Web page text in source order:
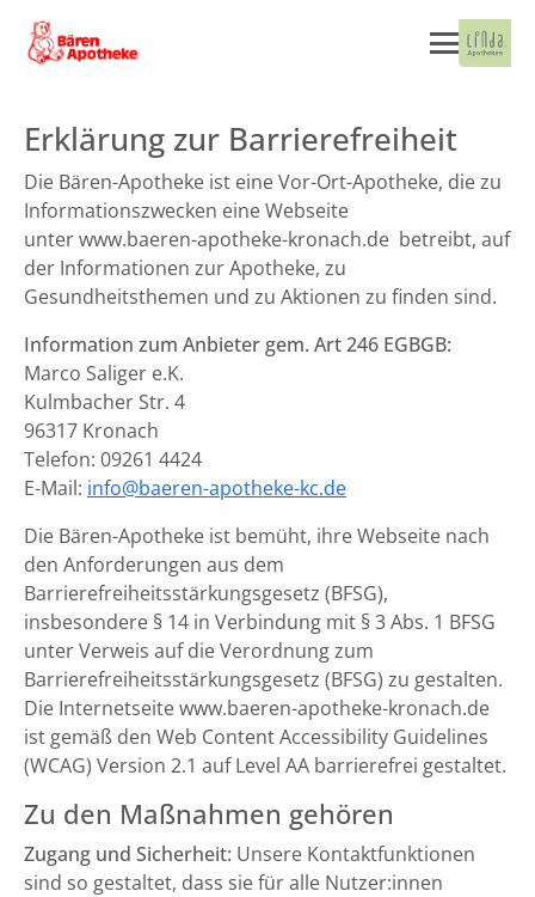
Erklärung zur Barrierefreiheit
Die Bären-Apotheke ist eine Vor-Ort-Apotheke, die zu
Informationszwecken eine Webseite
unter www.baeren-apotheke-kronach.de betreibt, auf
der Informationen zur Apotheke, zu
Gesundheitsthemen und zu Aktionen zu finden sind.
Information zum Anbieter gem. Art 246 EGBGB:
Marco Saliger e.K.
Kulmbacher Str. 4
96317 Kronach
Telefon: 09261 4424
E-Mail: info@baeren-apotheke-kc.de
Die Bären-Apotheke ist bemüht, ihre Webseite nach
den Anforderungen aus dem
Barrierefreiheitsstärkungsgesetz (BFSG),
insbesondere § 14 in Verbindung mit § 3 Abs. 1 BFSG
unter Verweis auf die Verordnung zum
Barrierefreiheitsstärkungsgesetz (BFSG) zu gestalten.
Die Internetseite www.baeren-apotheke-kronach.de
ist gemäß den Web Content Accessibility Guidelines
(WCAG) Version 2.1 auf Level AA barrierefrei gestaltet.
Zu den Maßnahmen gehören
Zugang und Sicherheit: Unsere Kontaktfunktionen
sind so gestaltet, dass sie für alle Nutzer:innen